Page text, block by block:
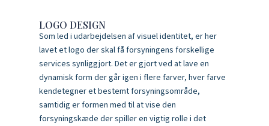
LOGO DESIGN
Som led i udarbejdelsen af visuel identitet, er her
lavet et logo der skal få forsyningens forskellige
services synliggjort. Det er gjort ved at lave en
dynamisk form der går igen i flere farver, hver farve
kendetegner et bestemt forsyningsområde,
samtidig er formen med til at vise den
forsyningskæde der spiller en vigtig rolle i det